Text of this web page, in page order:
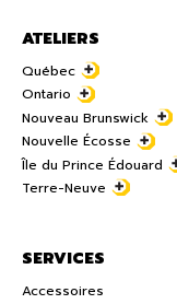
ATELIERS
Québec
Ontario
Nouveau Brunswick
Nouvelle Écosse
Île du Prince Édouard
Terre-Neuve
SERVICES
Accessoires